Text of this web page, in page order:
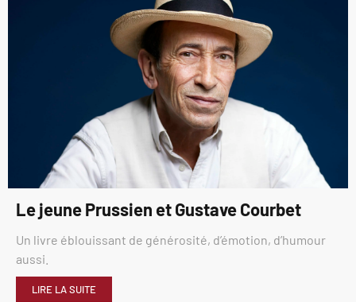
Le jeune Prussien et Gustave Courbet
Un livre éblouissant de générosité, d’émotion, d’humour
aussi.
LIRE LA SUITE